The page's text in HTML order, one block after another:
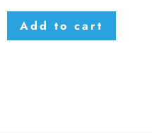
Add to cart